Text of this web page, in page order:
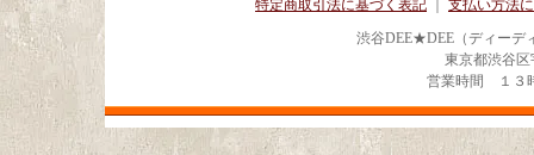
特定商取引法に基づく表記
支払い方法
渋谷DEE★DEE（ディーデ
東京都渋谷
営業時間 １３